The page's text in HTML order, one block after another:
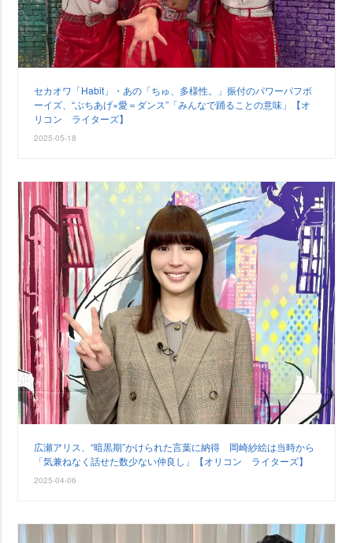
セカオワ「Habit」・あの「ちゅ、多様性。」振付のパワーパフボ
ーイズ、“ぶちあげ×愛＝ダンス”「みんなで踊ることの意味」【オ
リコン ライターズ】
2025-05-18
広瀬アリス、“暗黒期”かけられた言葉に納得 岡崎紗絵は当時から
「気兼ねなく話せた数少ない仲良し」【オリコン ライターズ】
2025-04-06